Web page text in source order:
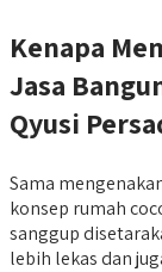
Kenapa
Jasa
Qyusi
Sama
konsep rumah
sanggup
lebih lekas dan